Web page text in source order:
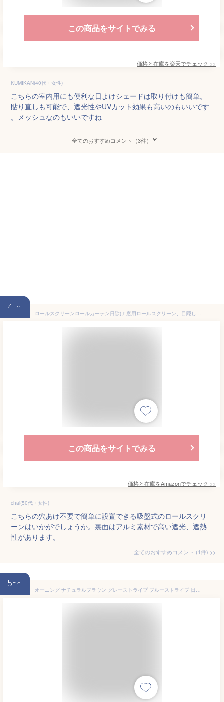
この商品をサイトでみる
価格と在庫を楽天でチェック >>
KUMIKAN(40代・女性)
こちらの室内用にも便利な日よけシェードは取り付けも簡単。
貼り直しも可能で、遮光性やUVカット効果も高いのもいいです
。メッシュなのもいいですね
全てのおすすめコメント（3件）
4th
ロールスクリーンロールカーテン日除け 窓用ロールスクリーン、目隠し格納式サンシェードカーテン、遮光ブラインド吸盤カーテン 一時的な窓 ブラインド ポータブル 軽量 ドレープ 自宅 オフィス 車用、穴あけなし(46x120cm)
この商品をサイトでみる
価格と在庫をAmazonでチェック >>
chai(50代・女性)
こちらの穴あけ不要で簡単に設置できる吸盤式のロールスクリ
ーンはいかがでしょうか。裏面はアルミ素材で高い遮光、遮熱
性があります。
全てのおすすめコメント (1件) >
5th
オーニング ナチュラルブラウン グレーストライプ ブルーストライプ 日よけ 日よけシェード 日除け 大型 暑さ対策 熱中症対策 シェード サンシェード タープ 通気性 遮光 UV対策 UVカット 通気 風通し 目隠し ベランダ 庭 屋外 ハトメ付き おしゃれ おすすめ